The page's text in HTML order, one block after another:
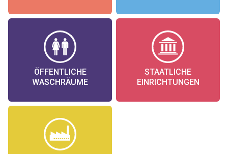
ÖFFENTLICHE
WASCHRÄUME
STAATLICHE
EINRICHTUNGEN